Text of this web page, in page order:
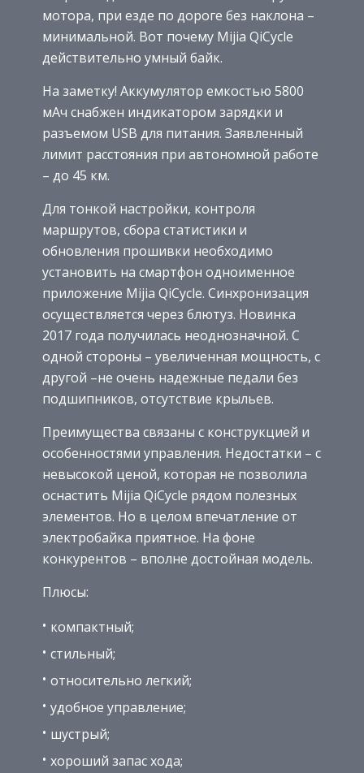
мотора, при езде по дороге без наклона –
минимальной. Вот почему Mijia QiCycle
действительно умный байк.
На заметку! Аккумулятор емкостью 5800
мАч снабжен индикатором зарядки и
разъемом USB для питания. Заявленный
лимит расстояния при автономной работе
– до 45 км.
Для тонкой настройки, контроля
маршрутов, сбора статистики и
обновления прошивки необходимо
установить на смартфон одноименное
приложение Mijia QiCycle. Синхронизация
осуществляется через блютуз. Новинка
2017 года получилась неоднозначной. С
одной стороны – увеличенная мощность, с
другой –не очень надежные педали без
подшипников, отсутствие крыльев.
Преимущества связаны с конструкцией и
особенностями управления. Недостатки – с
невысокой ценой, которая не позволила
оснастить Mijia QiCycle рядом полезных
элементов. Но в целом впечатление от
электробайка приятное. На фоне
конкурентов – вполне достойная модель.
Плюсы:
компактный;
стильный;
относительно легкий;
удобное управление;
шустрый;
хороший запас хода;